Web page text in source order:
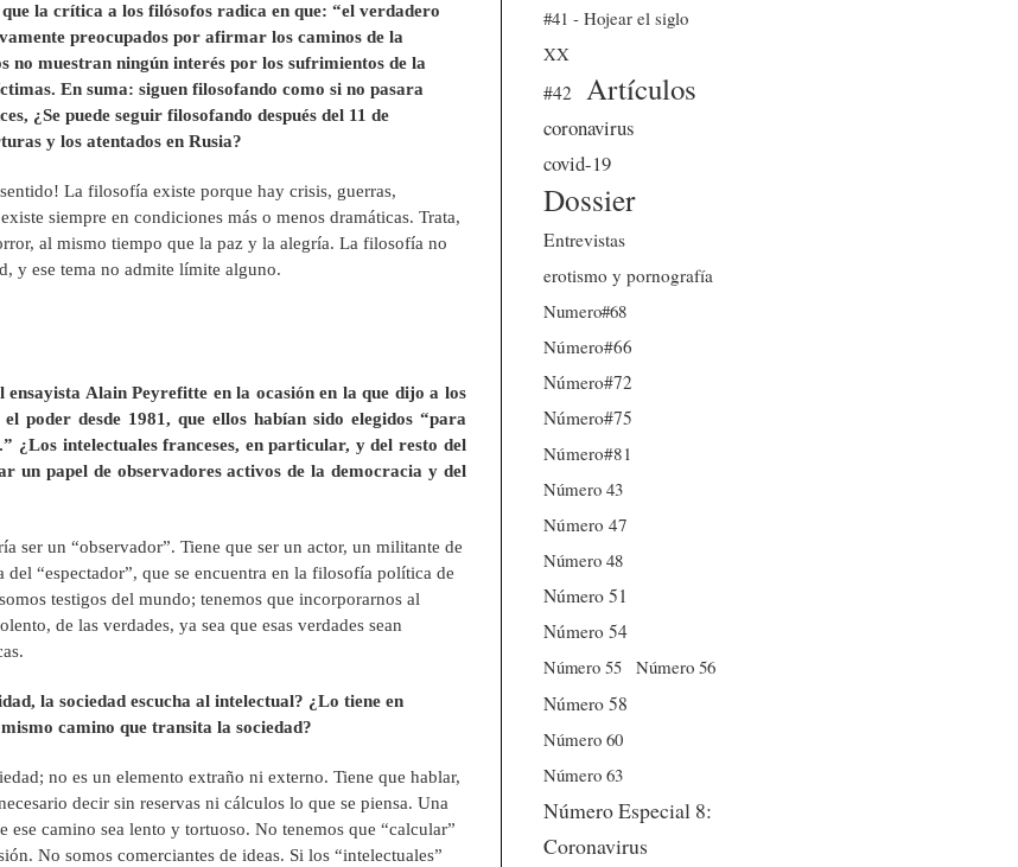
la crítica a los filósofos radica en que: “el verdadero
preocupados por afirmar los caminos de la
no muestran ningún interés por los sufrimientos de la
En suma: siguen filosofando como si no pasara
¿Se puede seguir filosofando después del 11 de
y los atentados en Rusia?
La filosofía existe porque hay crisis, guerras,
siempre en condiciones más o menos dramáticas. Trata,
al mismo tiempo que la paz y la alegría. La filosofía no
y ese tema no admite límite alguno.
ensayista Alain Peyrefitte en la ocasión en la que dijo a los
poder desde 1981, que ellos habían sido elegidos “para
¿Los intelectuales franceses, en particular, y del resto del
un papel de observadores activos de la democracia y del
ser un “observador”. Tiene que ser un actor, un militante de
“espectador”, que se encuentra en la filosofía política de
testigos del mundo; tenemos que incorporarnos al
de las verdades, ya sea que esas verdades sean
la sociedad escucha al intelectual? ¿Lo tiene en
camino que transita la sociedad?
no es un elemento extraño ni externo. Tiene que hablar,
decir sin reservas ni cálculos lo que se piensa. Una
ese camino sea lento y tortuoso. No tenemos que “calcular”
No somos comerciantes de ideas. Si los “intelectuales”
#41 - Hojear el siglo
XX
#42
Artículos
coronavirus
covid-19
Dossier
Entrevistas
erotismo y pornografía
Numero#68
Número#66
Número#72
Número#75
Número#81
Número 43
Número 47
Número 48
Número 51
Número 54
Número 55
Número 56
Número 58
Número 60
Número 63
Número Especial 8:
Coronavirus